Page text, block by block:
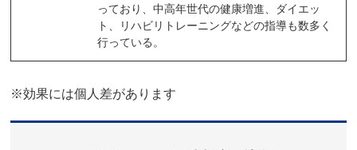
っており、中高年世代の健康増進、ダイエッ
ト、リハビリトレーニングなどの指導も数多く
行っている。
※効果には個人差があります